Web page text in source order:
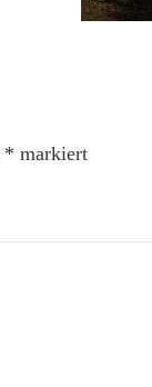
* markiert